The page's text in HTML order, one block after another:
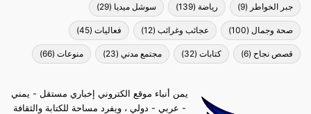
جبر الخواطر (9) رياضة (139) سوشل ميديا (29)
صحة وجمال (100) عجائب وغرائب (12) فعاليات (45)
قصص نجاح (6) كتابات (32) مجتمع مدني (23) منوعات (66)
يمن أنباء موقع الكتروني إخباري مستقل - يمني
- عربي - دولي ، ويفرد مساحة للكتابة والثقافة